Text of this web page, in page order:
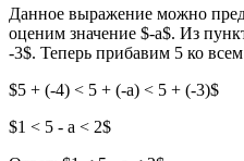
Данное выражение можно
оценим значение $-a$. Из
-3$. Теперь прибавим 5 ко всем
$5 + (-4) < 5 + (-a) < 5 + (-3)$
$1 < 5 - a < 2$